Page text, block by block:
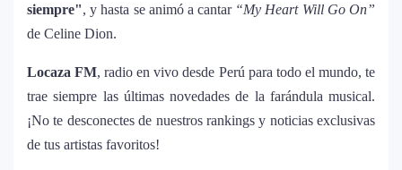
11
Justin Bieber rompe récord en Coachella
2026: el artista mejor pagado de la
12
Farándula ::. Isadora, hija de Chayanne,
logra su primera nominación a los Latin
Grammy 2025
siempre", y hasta se animó a cantar “My Heart Will Go On”
de Celine Dion.
Locaza FM, radio en vivo desde Perú para todo el mundo, te
trae siempre las últimas novedades de la farándula musical.
¡No te desconectes de nuestros rankings y noticias exclusivas
de tus artistas favoritos!